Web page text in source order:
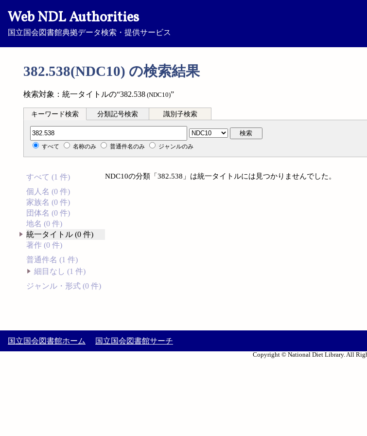
Web NDL Authorities
国立国会図書館典拠データ検索・提供サービス
382.538(NDC10) の検索結果
検索対象：統一タイトルの“382.538 (NDC10)”
キーワード検索 分類記号検索 識別子検索
分類記号検索 検索
すべて 名称のみ 普通件名のみ ジャンルのみ
すべて (1 件)
個人名 (0 件)
家族名 (0 件)
団体名 (0 件)
地名 (0 件)
統一タイトル (0 件)
著作 (0 件)
普通件名 (1 件)
細目なし (1 件)
ジャンル・形式 (0 件)
NDC10の分類「382.538」は統一タイトルには見つかりませんでした。
国立国会図書館ホーム 国立国会図書館サーチ
Copyright © National Diet Library. All